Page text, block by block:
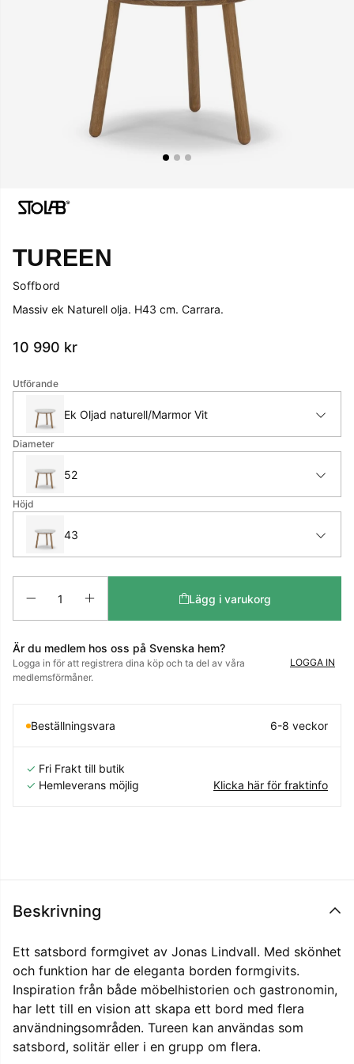
TUREEN
Soffbord
Massiv ek Naturell olja. H43 cm. Carrara.
10 990 kr
Utförande
Ek Oljad naturell/Marmor Vit
Diameter
52
Höjd
43
Lägg i varukorg
Är du medlem hos oss på Svenska hem?
Logga in för att registrera dina köp och ta del av våra
medlemsförmåner.
LOGGA IN
Beställningsvara 6-8 veckor
✓ Fri Frakt till butik
✓ Hemleverans möjlig Klicka här för fraktinfo
Beskrivning
Ett satsbord formgivet av Jonas Lindvall. Med skönhet
och funktion har de eleganta borden formgivits.
Inspiration från både möbelhistorien och gastronomin,
har lett till en vision att skapa ett bord med flera
användningsområden. Tureen kan användas som
satsbord, solitär eller i en grupp om flera.